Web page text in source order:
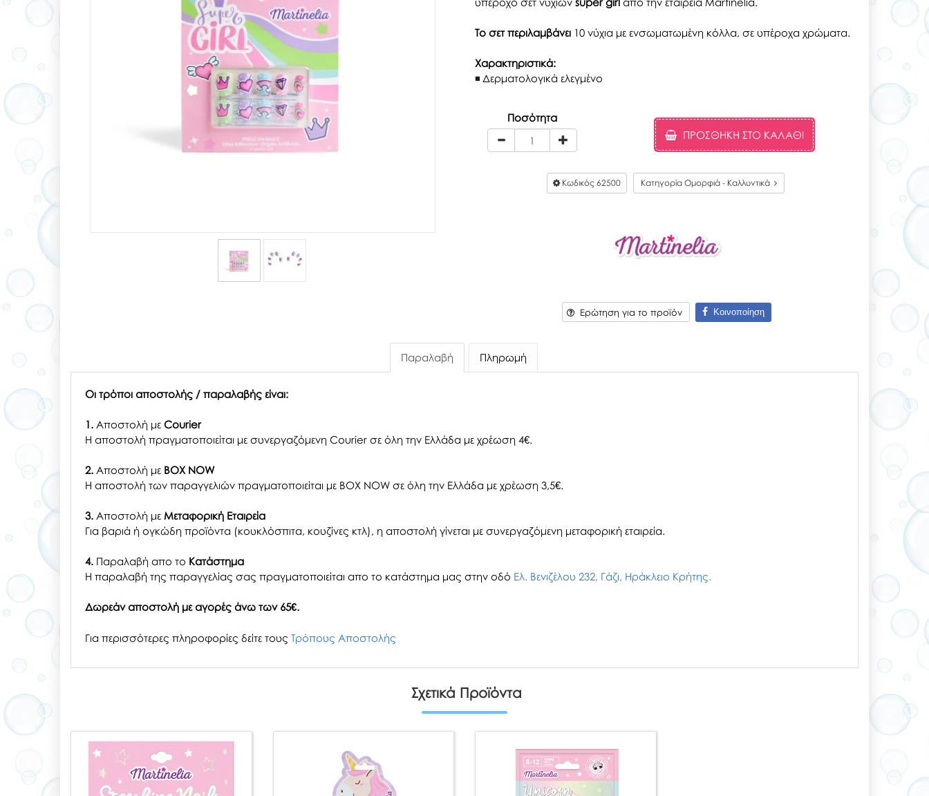
Το σετ περιλαμβάνει 10 νύχια με ενσωματωμένη κόλλα, σε υπέροχα χρώματα.
Χαρακτηριστικά:
Δερματολογικά ελεγμένο
Ποσότητα
ΠΡΟΣΘΉΚΗ ΣΤΟ ΚΑΛΆΘΙ
Κωδικός 62500 Κατηγορία Ομορφιά - Καλλυντικά
Ερώτηση για το προϊόν Κοινοποίηση
Παραλαβή Πληρωμή
Οι τρόποι αποστολής / παραλαβής είναι:
1. Αποστολή με Courier
Η αποστολή πραγματοποιείται με συνεργαζόμενη Courier σε όλη την Ελλάδα με χρέωση 4€.
2. Αποστολή με BOX NOW
Η αποστολή των παραγγελιών πραγματοποιείται με BOX NOW σε όλη την Ελλάδα με χρέωση 3,5€.
3. Αποστολή με Μεταφορική Εταιρεία
Για βαριά ή ογκώδη προϊόντα (κουκλόσπιτα, κουζίνες κτλ), η αποστολή γίνεται με συνεργαζόμενη μεταφορική εταιρεία.
4. Παραλαβή απο το Κατάστημα
H παραλαβή της παραγγελίας σας πραγματοποιείται απο το κατάστημα μας στην οδό Ελ. Βενιζέλου 232, Γάζι, Ηράκλειο Κρήτης.
Δωρεάν αποστολή με αγορές άνω των 65€.
Για περισσότερες πληροφορίες δείτε τους Τρόπους Αποστολής
Σχετικά Προϊόντα